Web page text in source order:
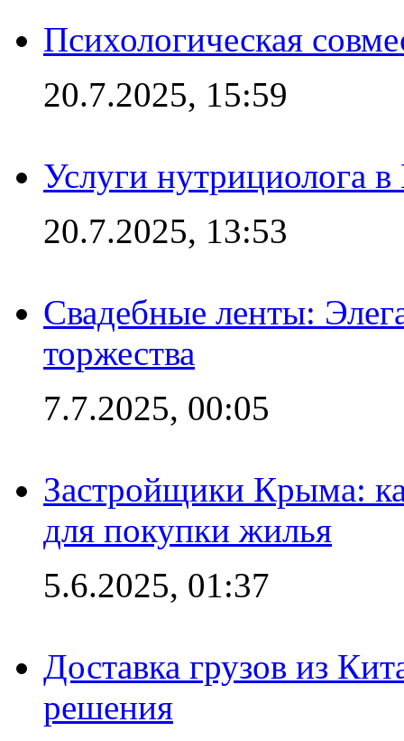
Психологическая
20.7.2025, 15:59
Услуги нутрициолога
20.7.2025, 13:53
Свадебные ленты:
торжества
7.7.2025, 00:05
Застройщики Крыма:
для покупки жилья
5.6.2025, 01:37
Доставка грузов из
решения